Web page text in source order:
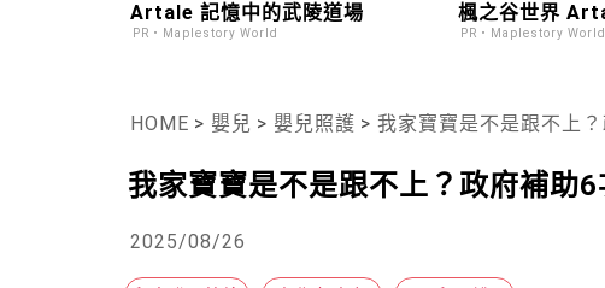
Artale 記憶中的武陵道場
PR・Maplestory World
楓之谷世界
PR・Maplestory
HOME > 嬰兒 > 嬰兒照護 > 我家寶寶是不是跟不上
我家寶寶是不是跟不上？政府補助
2025/08/26